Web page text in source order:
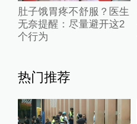
肚子饿胃疼不舒服？医生
无奈提醒：尽量避开这2
个行为
热门推荐